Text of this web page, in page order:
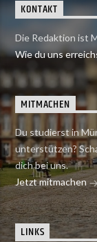
KONTAKT
Die Redaktion ist
Wie du uns
MITMACHEN
Du studierst in
unterstützen?
dich bei uns.
Jetzt mitmachen
LINKS